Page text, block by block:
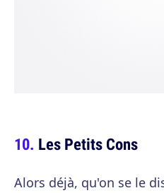
Les Petits Cons
Alors déjà, qu'on se le